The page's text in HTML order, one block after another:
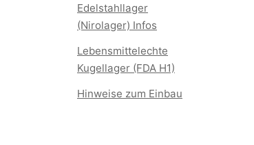
Edelstahllager
(Nirolager) Infos
Lebensmittelechte
Kugellager (FDA H1)
Hinweise zum Einbau